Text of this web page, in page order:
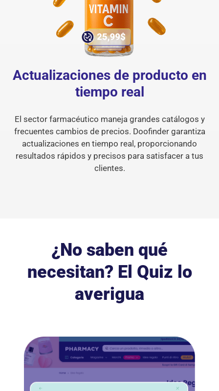
Actualizaciones de producto en
tiempo real
El sector farmacéutico maneja grandes catálogos y
frecuentes cambios de precios. Doofinder garantiza
actualizaciones en tiempo real, proporcionando
resultados rápidos y precisos para satisfacer a tus
clientes.
¿No saben qué
necesitan? El Quiz lo
averigua